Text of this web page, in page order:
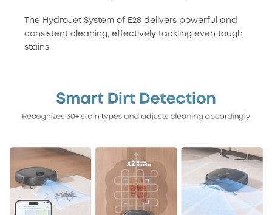
The HydroJet System of E28 delivers powerful and
consistent cleaning, effectively tackling even tough
stains.